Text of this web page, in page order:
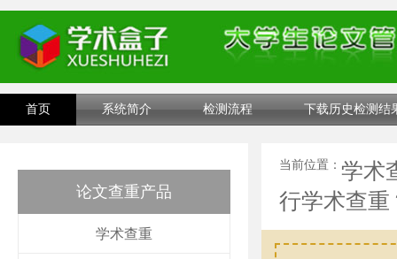
首页 系统简介 检测流程 下载历史检测结
论文查重产品
学术查重
当前位置： 学术
行学术查重